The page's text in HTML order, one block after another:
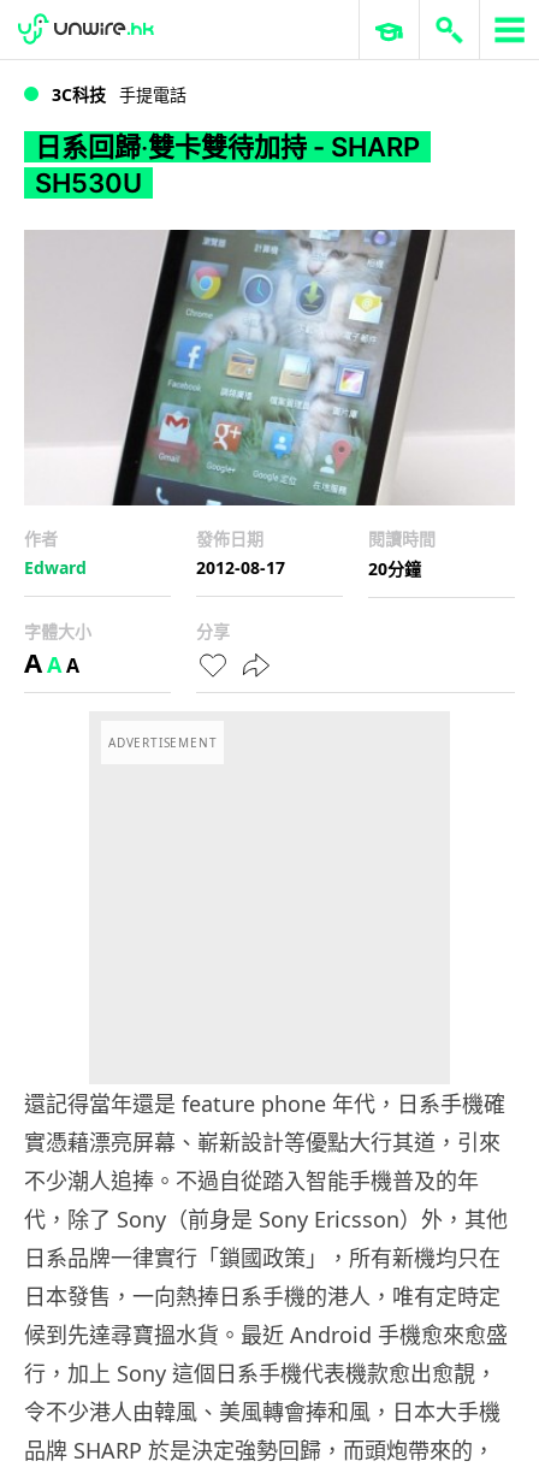
日系回歸‧雙卡雙待加持 - SHARP SH530U
WWDC 2026 ERP 與商業 AI
3C科技 手提電話
日系回歸‧雙卡雙待加持 - SHARP
SH530U
作者
Edward
發佈日期
2012-08-17
閱讀時間
20分鐘
字體大小
AAA
分享
ADVERTISEMENT
還記得當年還是 feature phone 年代，日系手機確
實憑藉漂亮屏幕、嶄新設計等優點大行其道，引來
不少潮人追捧。不過自從踏入智能手機普及的年
代，除了 Sony（前身是 Sony Ericsson）外，其他
日系品牌一律實行「鎖國政策」，所有新機均只在
日本發售，一向熱捧日系手機的港人，唯有定時定
候到先達尋寶搵水貨。最近 Android 手機愈來愈盛
行，加上 Sony 這個日系手機代表機款愈出愈靚，
令不少港人由韓風、美風轉會捧和風，日本大手機
品牌 SHARP 於是決定強勢回歸，而頭炮帶來的，